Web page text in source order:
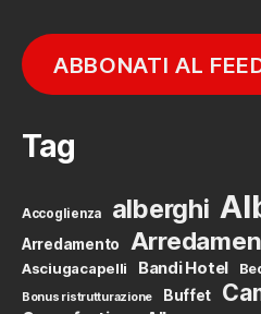
ABBONATI AL
Tag
Accoglienza alberghi
Arredamento
Asciugacapelli Bandi Hotel
Bonus ristrutturazione Buffet